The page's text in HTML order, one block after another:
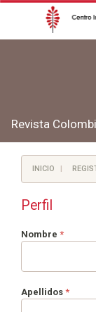
Revista
INICIO
Perfil
Nombre *
Apellidos *